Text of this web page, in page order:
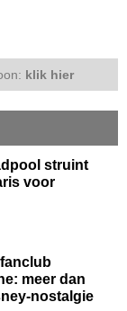
klik hier
struint
voor
meer dan
nostalgie